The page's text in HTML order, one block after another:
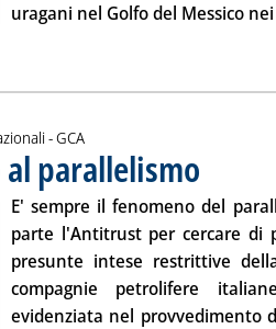
uragani nel Golfo del Messico
notizia
-di:
GCA
parallelismo
E' sempre il fenomeno del
parte l'Antitrust per cercare di
presunte intese restrittive
compagnie petrolifere
evidenziata nel provvedimento